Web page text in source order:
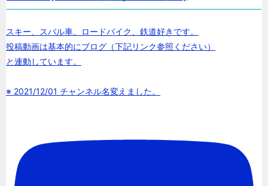
スキー、スバル車、ロードバイク、鉄道好きです。
投稿動画は基本的にブログ（下記リンク参照ください）
と連動しています。
※ 2021/12/01 チャンネル名変えました。